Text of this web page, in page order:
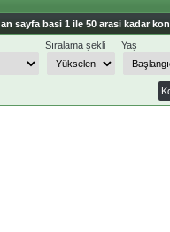
sayfa basi 1 ile 50 arasi kadar
Sıralama şekli Yaş